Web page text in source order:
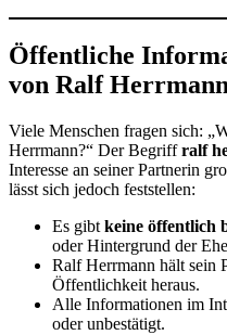
Öffentliche
von Ralf Herrmann
Viele Menschen fragen sich:
Herrmann?“ Der Begriffralf
Interesse an seiner Partnerin
lässt sich jedoch feststellen:
Es gibt keine öffentlich
oder Hintergrund der
Ralf Herrmann hält sein
Öffentlichkeit heraus.
Alle Informationen im
oder unbestätigt.